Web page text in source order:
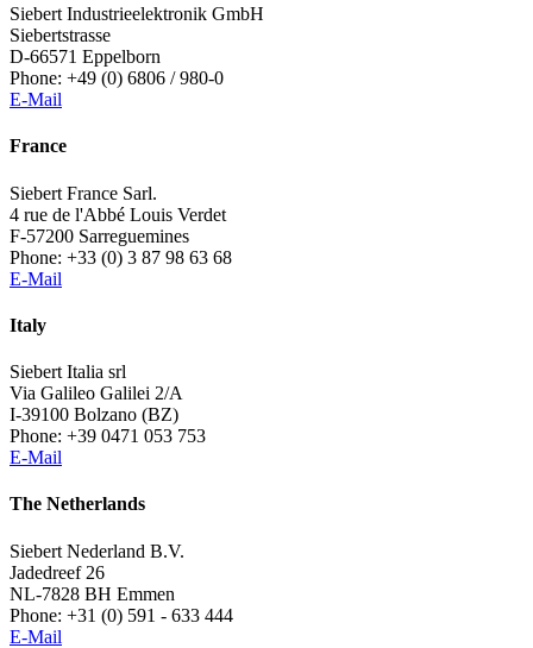
Siebert Industrieelektronik GmbH
Siebertstrasse
D-66571 Eppelborn
Phone: +49 (0) 6806 / 980-0
E-Mail
France
Siebert France Sarl.
4 rue de l'Abbé Louis Verdet
F-57200 Sarreguemines
Phone: +33 (0) 3 87 98 63 68
E-Mail
Italy
Siebert Italia srl
Via Galileo Galilei 2/A
I-39100 Bolzano (BZ)
Phone: +39 0471 053 753
E-Mail
The Netherlands
Siebert Nederland B.V.
Jadedreef 26
NL-7828 BH Emmen
Phone: +31 (0) 591 - 633 444
E-Mail